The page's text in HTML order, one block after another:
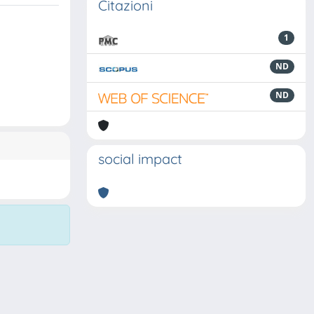
Citazioni
1
ND
ND
social impact